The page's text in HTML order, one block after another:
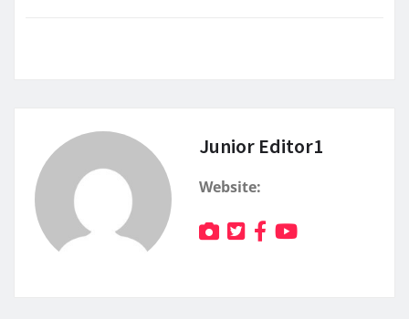
Junior Editor1
Website: